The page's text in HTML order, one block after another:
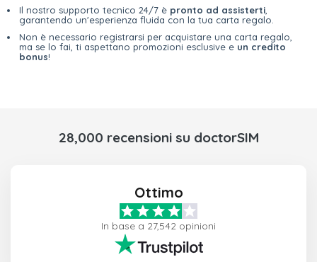
Il nostro supporto tecnico 24/7 è pronto ad assisterti
garantendo un'esperienza fluida con la tua carta regalo.
Non è necessario registrarsi per acquistare una carta regalo,
ma se lo fai, ti aspettano promozioni esclusive e un credito
bonus!
28,000 recensioni su doctorSIM
Ottimo
In base a 27,542 opinioni